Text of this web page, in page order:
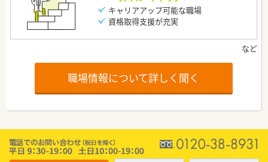
キャリアアップ可能な職場
資格取得支援が充実
職場情報について詳しく聞く